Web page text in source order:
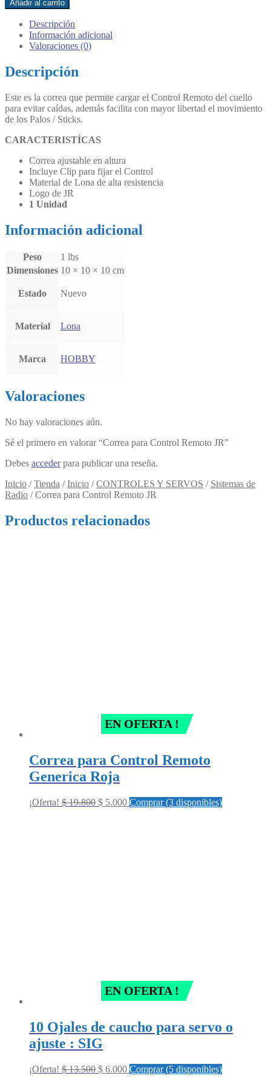
Control
Remoto
cantidad
Añadir al carrito
Descripción
Información adicional
Valoraciones (0)
Descripción
Este es la correa que permite cargar el Control Remoto del cuello
para evitar caídas, además facilita con mayor libertad el movimiento
de los Palos / Sticks.
CARACTERISTÍCAS
Correa ajustable en altura
Incluye Clip para fijar el Control
Material de Lona de alta resistencia
Logo de JR
1 Unidad
Información adicional
Peso
1 lbs
Dimensiones 10 × 10 × 10 cm
Estado Nuevo
Material Lona
Marca HOBBY
Valoraciones
No hay valoraciones aún.
Sé el primero en valorar “Correa para Control Remoto JR”
Debes accederpara publicar una reseña.
Inicio /Tienda /Inicio /CONTROLES Y SERVOS / Sistemas de
Radio /Correa para Control Remoto JR
Productos relacionados
EN OFERTA !
Correa para Control Remoto
Generica Roja
¡Oferta! $19.800 Original
$ 5.000Current
Comprar (3 disponibles)
EN OFERTA !
10 Ojales de caucho para servo o
ajuste : SIG
¡Oferta! $13.500 Original
$ 6.000Current
Comprar (5 disponibles)